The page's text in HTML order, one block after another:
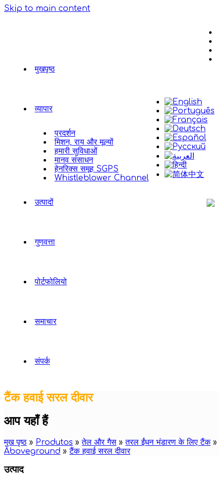
Skip to main content
मुखपृष्ठ
व्यापार
प्रदर्शन
मिशन, राय और मूल्यों
हमारी सुविधाओं
मानव संसाधन
हेनरिक्स समूह SGPS
Whistleblower Channel
उत्पादों
गुणवत्ता
पोर्टफोलियो
समाचार
संपर्क
टैंक हवाई सरल दीवार
आप यहाँ हैं
मुख पृष्ठ » Produtos »तेल और गैस »तरल ईंधन भंडारण के लिए टैंक»
Aboveground »टैंक हवाई सरल दीवार
उत्पाद